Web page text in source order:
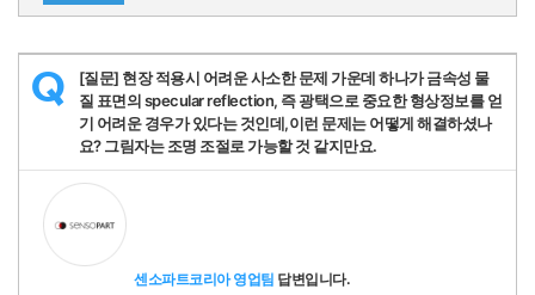
Q
[질문] 현장 적용시 어려운 사소한 문제 가운데 하나가 금속성 물
질 표면의 specular reflection, 즉 광택으로 중요한 형상정보를 얻
기 어려운 경우가 있다는 것인데,이런 문제는 어떻게 해결하셨나
요? 그림자는 조명 조절로 가능할 것 같지만요.
센소파트코리아 영업팀 답변입니다.